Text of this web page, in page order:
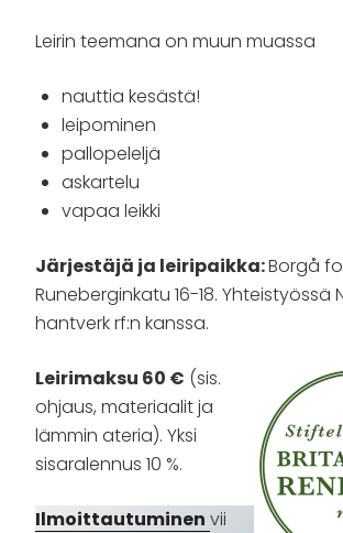
Leirin teemana on muun muassa
nauttia kesästä!
leipominen
pallopeleljä
askartelu
vapaa leikki
Järjestäjä ja leiripaikka:Borgå
Runeberginkatu 16-18. Yhteistyössä
hantverk rf:n kanssa.
Leirimaksu 60 € (sis.
ohjaus, materiaalit ja
lämmin ateria). Yksi
sisaralennus 10 %.
Ilmoittautuminen vii